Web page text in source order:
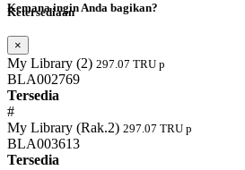
Ketersediaan
My Library (2) 297.07 TRU p
BLA002769
Tersedia
#
My Library (Rak.2) 297.07 TRU p
BLA003613
Tersedia
Kemana ingin Anda bagikan?
×